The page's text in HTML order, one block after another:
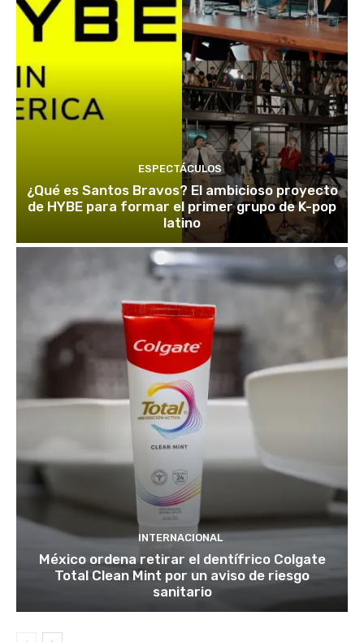
ESPECTÁCULOS
¿Qué es Santos Bravos? El ambicioso proyecto
de HYBE para formar el primer grupo de K-pop
latino
INTERNACIONAL
México ordena retirar el dentífrico Colgate
Total Clean Mint por un aviso de riesgo
sanitario